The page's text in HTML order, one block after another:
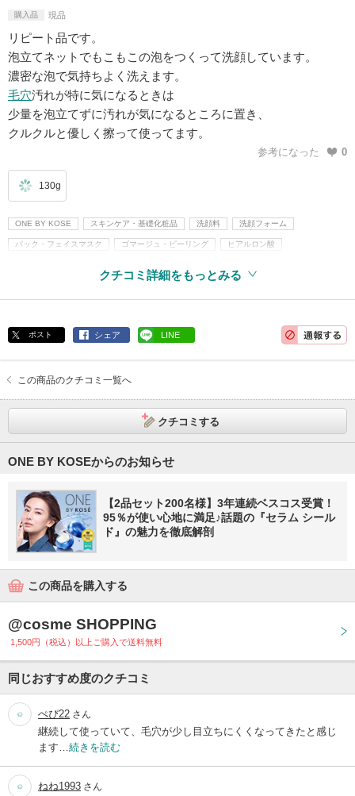
購入品 現品
リピート品です。
泡立てネットでもこもこの泡をつくって洗顔しています。
濃密な泡で気持ちよく洗えます。
毛穴汚れが特に気になるときは
少量を泡立てずに汚れが気になるところに置き、
クルクルと優しく擦って使ってます。
参考になった 0
130g
ONE BY KOSE スキンケア・基礎化粧品 洗顔料 洗顔フォーム
パック・フェイスマスク ゴマージュ・ピーリング ヒアルロン酸
クチコミ詳細をもっとみる
ポスト シェア LINE
この商品のクチコミ一覧へ
クチコミする
ONE BY KOSEからのお知らせ
【2品セット200名様】3年連続ベスコス受賞！
95％が使い心地に満足♪話題の『セラム シール
ド』の魅力を徹底解剖
この商品を購入する
@cosme SHOPPING
1,500円（税込）以上ご購入で送料無料
同じおすすめ度のクチコミ
ぺぴ22 さん
継続して使っていて、毛穴が少し目立ちにくくなってきたと感じ
ます… 続きを読む
ねね1993 さん